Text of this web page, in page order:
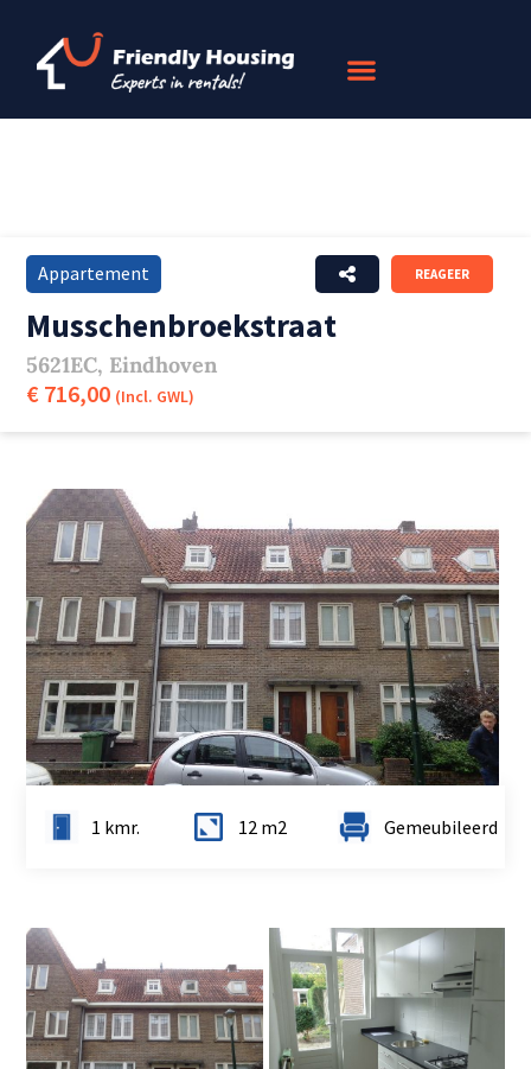
Appartement REAGEER
Musschenbroekstraat
5621EC, Eindhoven
€ 716,00 (Incl. GWL)
1 kmr. 12 m2 Gemeubileerd